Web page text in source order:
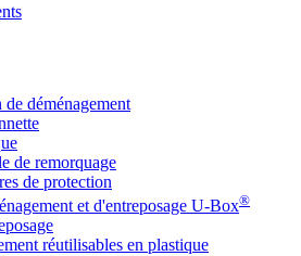
déménagement
de remorquage
de protection
et d'entreposage U-Box®
réutilisables en plastique